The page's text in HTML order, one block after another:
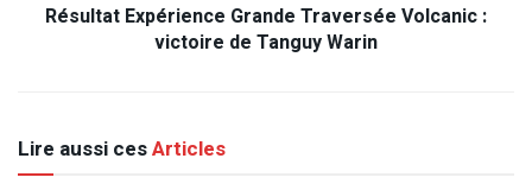
Résultat Expérience Grande Traversée Volcanic :
victoire de Tanguy Warin
Lire aussi cesArticles